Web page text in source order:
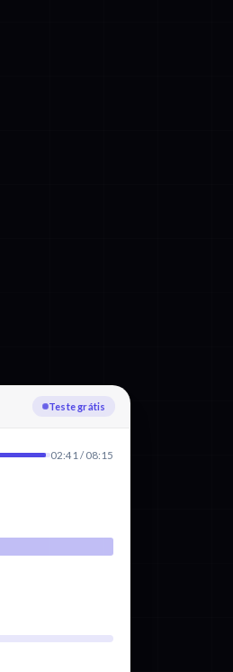
Enviando
02:41 / 08:15